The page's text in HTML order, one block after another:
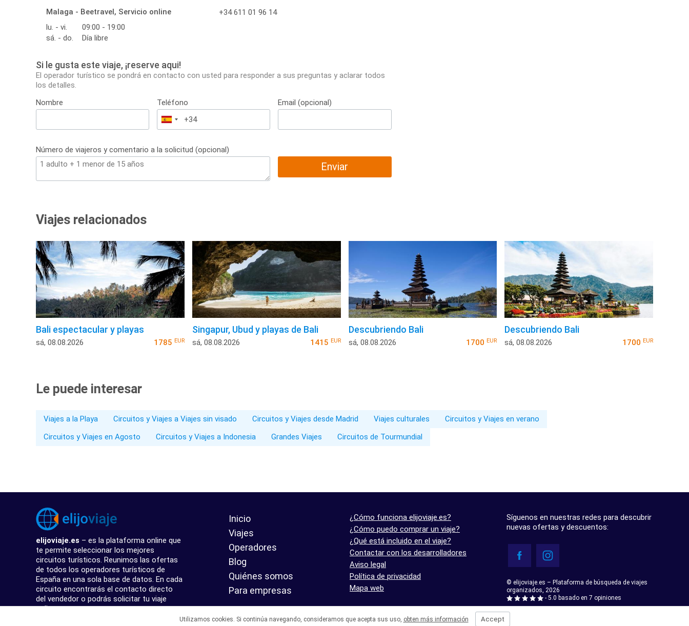
Malaga - Beetravel, Servicio online
lu. - vi.
09:00 - 19:00
sá. - do.
Día libre
+34 611 01 96 14
Si le gusta este viaje, ¡reserve aqui!
El operador turístico se pondrá en contacto con usted para responder a sus preguntas y aclarar todos
los detalles.
Nombre
Teléfono
España
+34
Email (opcional)
Número de viajeros y comentario a la solicitud (opcional)
Enviar
Viajes relacionados
Bali espectacular y playas
sá, 08.08.2026 1785 EUR
Singapur, Ubud y playas de Bali
sá, 08.08.2026 1415 EUR
Descubriendo Bali
sá, 08.08.2026 1700EUR
Descubriendo Bali
sá, 08.08.2026 1700 EUR
Le puede interesar
Viajes a la Playa Circuitos y Viajes a Viajes sin visado Circuitos y Viajes desde Madrid Viajes culturales
Circuitos y Viajes en verano
Circuitos y Viajes en Agosto
Circuitos y Viajes a Indonesia Grandes Viajes Circuitos de Tourmundial
elijoviaje.es – es la plataforma online que
te permite seleccionar los mejores
circuitos turísticos. Reunimos las ofertas
de todos los operadores turísticos de
España en una sola base de datos. En cada
circuito encontrarás el contacto directo
del vendedor o podrás solicitar tu viaje
online.
Inicio
Viajes
Operadores
Blog
Quiénes somos
Para empresas
¿Cómo funciona elijoviaje.es?
¿Cómo puedo comprar un viaje?
¿Qué está incluido en el viaje?
Contactar con los desarrolladores
Aviso legal
Política de privacidad
Mapa web
Síguenos en nuestras redes para descubrir
nuevas ofertas y descuentos:
© elijoviaje.es – Plataforma de búsqueda de viajes
organizados, 2026
- 5.0 basado en 7 opiniones
Utilizamos cookies. Si continúa navegando, consideramos que acepta sus uso, obten más información Accept